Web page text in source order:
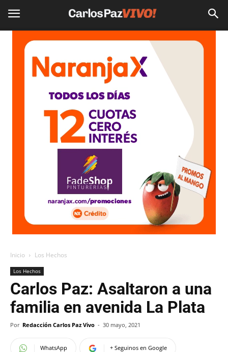
Inicio Los Hechos
Los Hechos
Carlos Paz: Asaltaron a una
familia en avenida La Plata
Por Redacción Carlos Paz Vivo - 30 mayo, 2021
WhatsApp + Seguinos en Google